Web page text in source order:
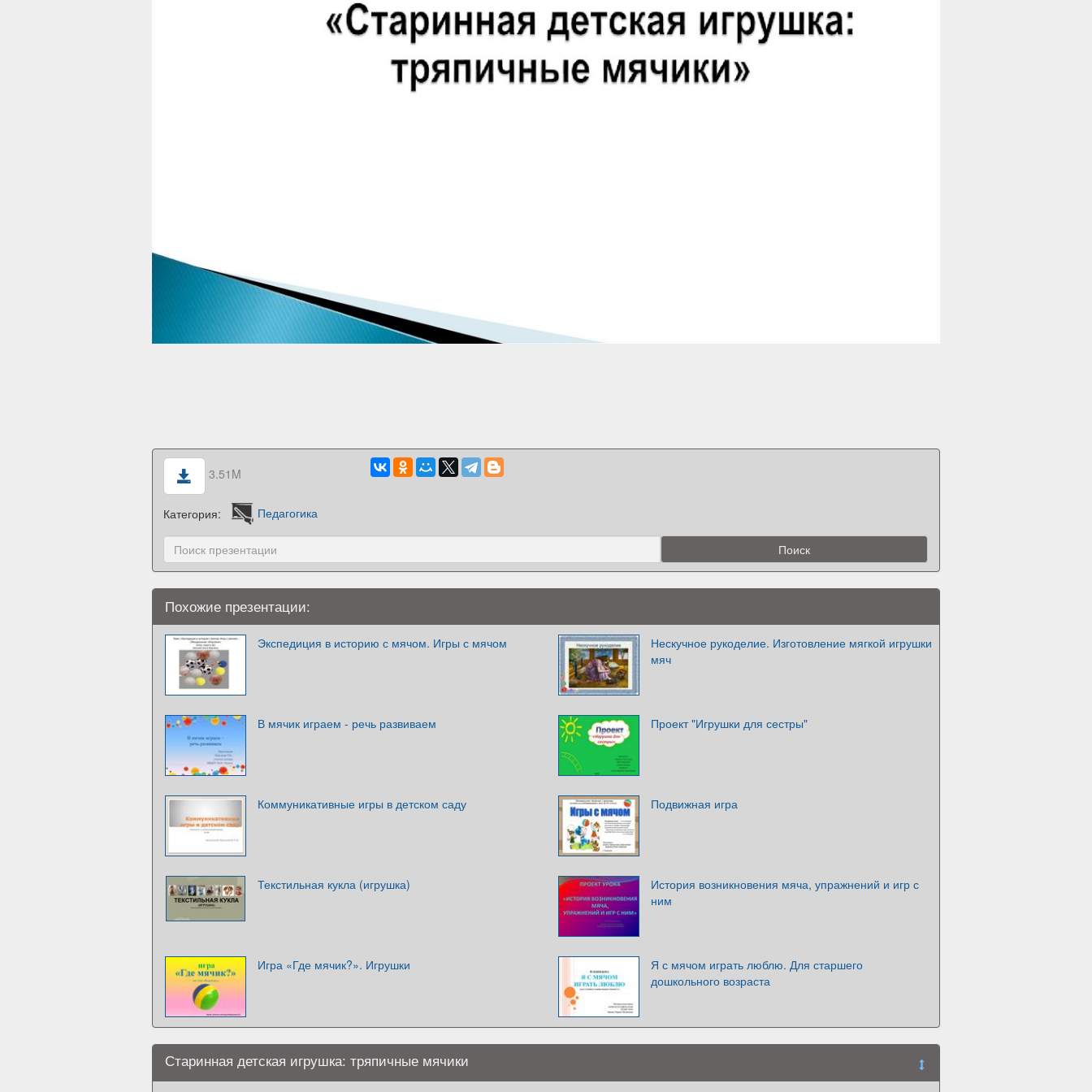
3.51M
Категория: Педагогика
Похожие презентации:
Экспедиция в историю с мячом. Игры с мячом
Нескучное рукоделие. Изготовление мягкой игрушки
мяч
В мячик играем - речь развиваем Проект "Игрушки для сестры"
Коммуникативные игры в детском саду Подвижная игра
Текстильная кукла (игрушка)
История возникновения мяча, упражнений и игр с
ним
Игра «Где мячик?». Игрушки
Я с мячом играть люблю. Для старшего
дошкольного возраста
Старинная детская игрушка: тряпичные мячики